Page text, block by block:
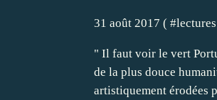
31 août 2017 ( #lectures
" Il faut voir le vert
de la plus douce
artistiquement érodées